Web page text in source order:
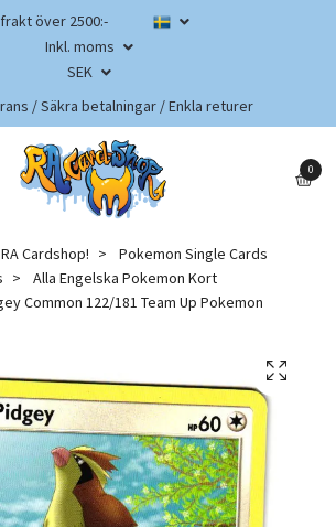
över 2500:-
Inkl. moms
SEK
/ Säkra betalningar / Enkla returer
0
Cardshop!
Pokemon Single Cards
Alla Engelska Pokemon Kort
Common 122/181 Team Up Pokemon